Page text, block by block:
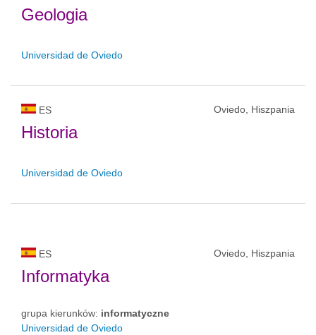
Geologia
Universidad de Oviedo
ES Oviedo, Hiszpania
Historia
Universidad de Oviedo
ES Oviedo, Hiszpania
Informatyka
grupa kierunków: informatyczne
Universidad de Oviedo